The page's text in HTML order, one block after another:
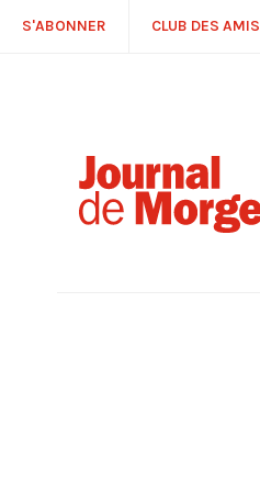
S'ABONNER CLUB DES AMIS